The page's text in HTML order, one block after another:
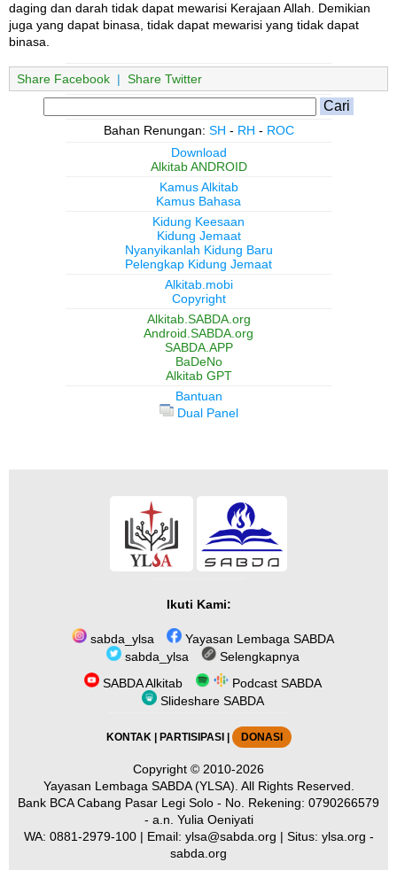
daging dan darah tidak dapat mewarisi Kerajaan Allah. Demikian
juga yang dapat binasa, tidak dapat mewarisi yang tidak dapat
binasa.
Share Facebook | Share Twitter
Bahan Renungan: SH - RH - ROC
Download
Alkitab ANDROID
Kamus Alkitab
Kamus Bahasa
Kidung Keesaan
Kidung Jemaat
Nyanyikanlah Kidung Baru
Pelengkap Kidung Jemaat
Alkitab.mobi
Copyright
Alkitab.SABDA.org
Android.SABDA.org
SABDA.APP
BaDeNo
Alkitab GPT
Bantuan
Dual Panel
Ikuti Kami:
sabda_ylsa
Yayasan Lembaga SABDA
sabda_ylsa
Selengkapnya
SABDA Alkitab
Podcast SABDA
Slideshare SABDA
KONTAK| PARTISIPASI DONASI
Copyright © 2010-2026
Yayasan Lembaga SABDA (YLSA). All Rights Reserved.
Bank BCA Cabang Pasar Legi Solo - No. Rekening: 0790266579
- a.n. Yulia Oeniyati
WA: 0881-2979-100| Email: ylsa@sabda.org | Situs: ylsa.org -
sabda.org